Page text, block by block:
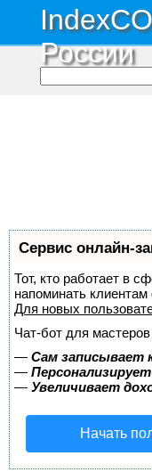
России
Сервис онлайн-
Тот, кто работает в
напоминать
Для новых
Чат-бот для
— Сам записывает
—
— Увеличивает
Начать